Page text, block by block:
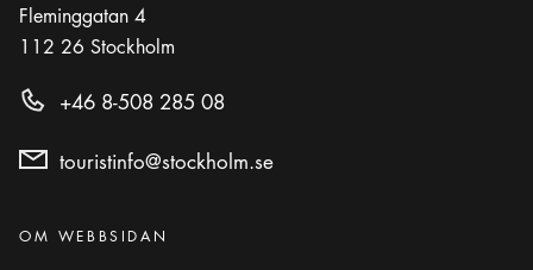
Fleminggatan 4
112 26 Stockholm
+46 8-508 285 08
touristinfo@stockholm.se
Kategorier:
OM WEBBSIDAN